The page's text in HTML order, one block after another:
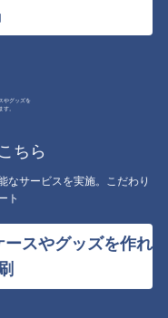
やグッズを
す。
ちら
サービスを実施。こだわり
ト
スやグッズを作れ